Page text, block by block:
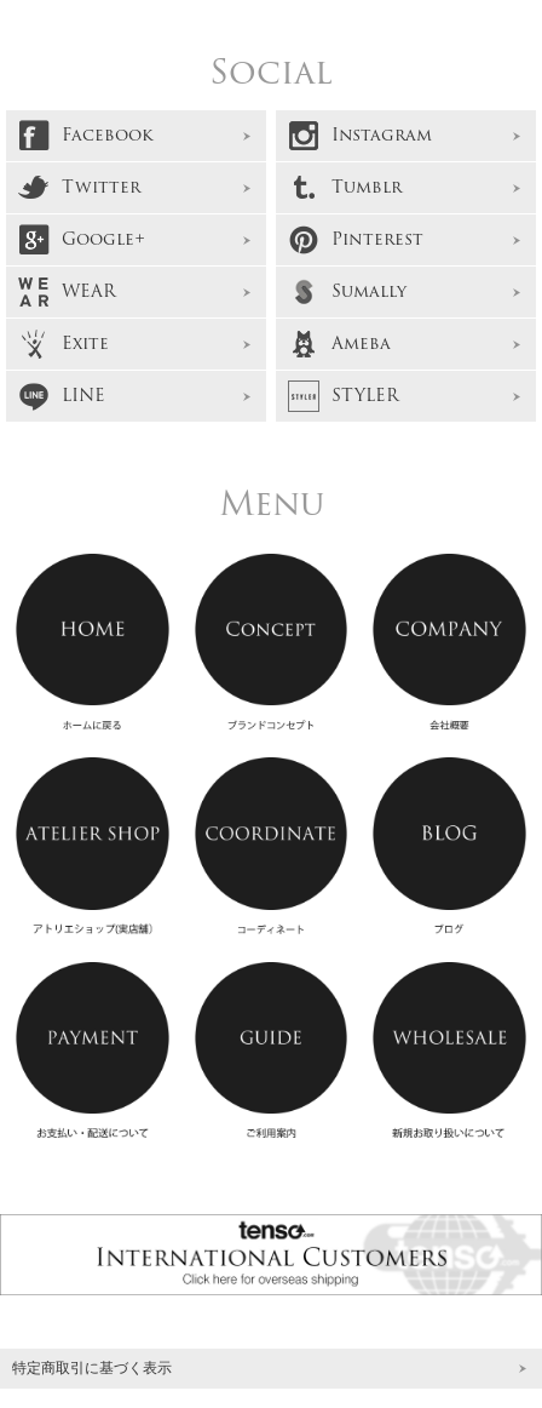
Social
Facebook
Instagram
Twitter
Tumblr
Google+
Pinterest
WEAR
Sumally
Exite
Ameba
LINE
STYLER
Menu
特定商取引に基づく表示